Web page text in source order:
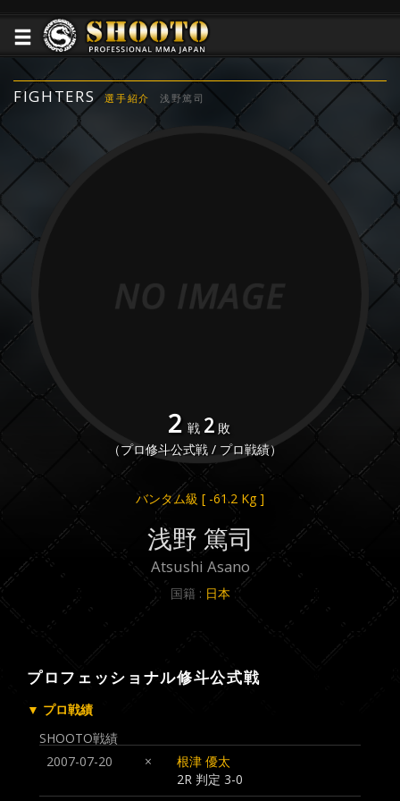
FIGHTERS 選手紹介 浅野篤司
2 戦 2 敗
（プロ修斗公式戦 / プロ戦績）
バンタム級 [ -61.2 Kg ]
浅野 篤司
Atsushi Asano
国籍 : 日本
プロフェッショナル修斗公式戦
▼ プロ戦績
SHOOTO戦績
2007-07-20
×
根津 優太
2R 判定 3-0